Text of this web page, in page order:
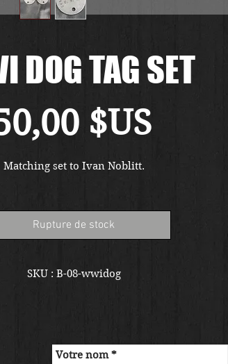
DOG TAG SET
$USPrix
Matching set to Ivan Noblitt.
Rupture de stock
SKU : B-08-wwidog